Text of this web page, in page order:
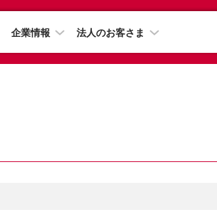
企業情報 法人のお客さま